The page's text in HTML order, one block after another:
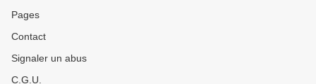
Pages
Contact
Signaler un abus
C.G.U.